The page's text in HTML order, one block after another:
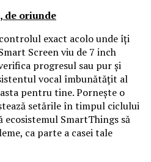
de oriunde
exact acolo unde îți
Screen viu de 7 inch
progresul sau pur și
vocal îmbunătățit al
pentru tine. Pornește o
setările în timpul ciclului
ecosistemul SmartThings să
ca parte a casei tale